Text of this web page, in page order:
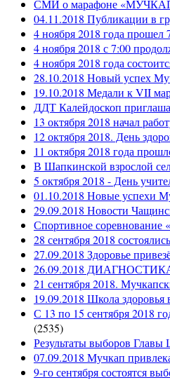
СМИ о марафоне
04.11.2018 Публикации
4 ноября 2018 года
4 ноября 2018 с 7:00
4 ноября 2018 года
28.10.2018 Новый успех
19.10.2018 Медали к VII
ДДТ Калейдоскоп
13 октября 2018 начал
12 октября 2018. День
11 октября 2018 года
В Шапкинской взрослой
5 октября 2018 - День
01.10.2018 Новые успехи
29.09.2018 Новости
Спортивное соревнование
28 сентября 2018
27.09.2018 Здоровье
26.09.2018 ДИАГНОСТИКА
21 сентября 2018.
19.09.2018 Школа
С 13 по 15 сентября 2018
(2535)
Результаты выборов Главы
07.09.2018 Мучкап
9-го сентября состоятся